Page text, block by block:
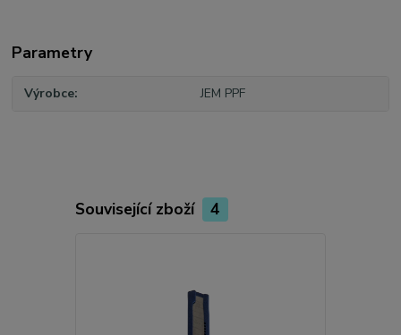
Parametry
Výrobce JEM PPF
Související zboží 4